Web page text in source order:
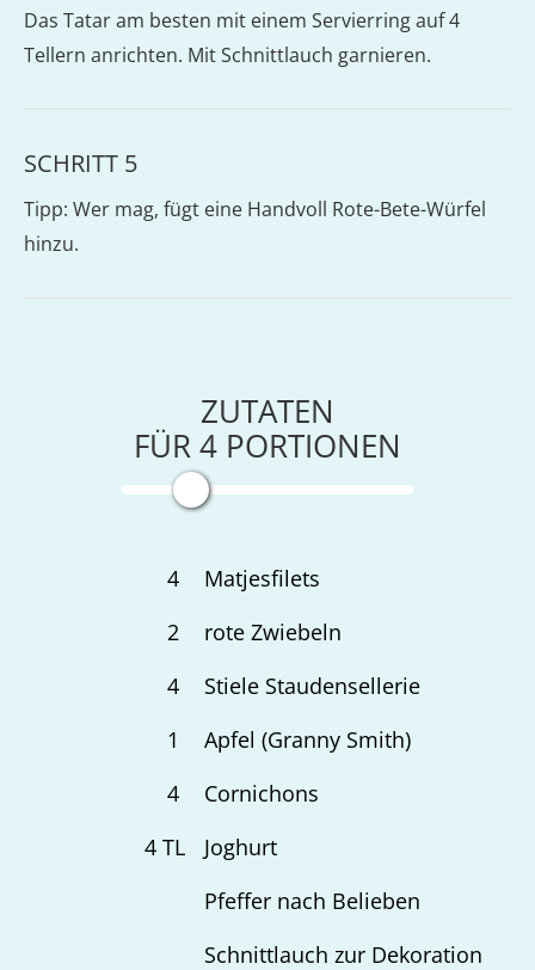
Das Tatar am besten mit einem Servierring auf 4
Tellern anrichten. Mit Schnittlauch garnieren.
SCHRITT 5
Tipp: Wer mag, fügt eine Handvoll Rote-Bete-Würfel
hinzu.
ZUTATEN
FÜR4 PORTIONEN
4
Matjesfilets
2
rote Zwiebeln
4
Stiele Staudensellerie
1
Apfel (Granny Smith)
4
Cornichons
4TL
Joghurt
Pfeffer nach Belieben
Schnittlauch zur Dekoration